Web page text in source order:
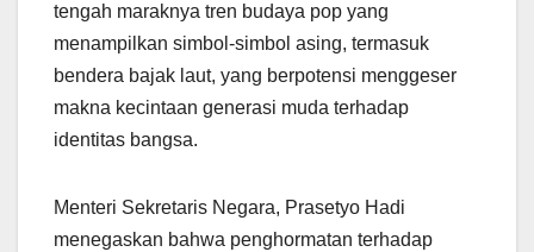
tengah maraknya tren budaya pop yang
menampilkan simbol-simbol asing, termasuk
bendera bajak laut, yang berpotensi menggeser
makna kecintaan generasi muda terhadap
identitas bangsa.
Menteri Sekretaris Negara, Prasetyo Hadi
menegaskan bahwa penghormatan terhadap